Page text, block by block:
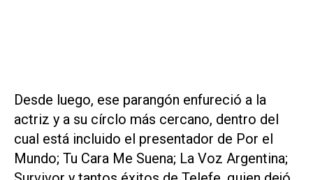
Desde luego, ese parangón enfureció a la
actriz y a su círclo más cercano, dentro del
cual está incluido el presentador de Por el
Mundo; Tu Cara Me Suena; La Voz Argentina;